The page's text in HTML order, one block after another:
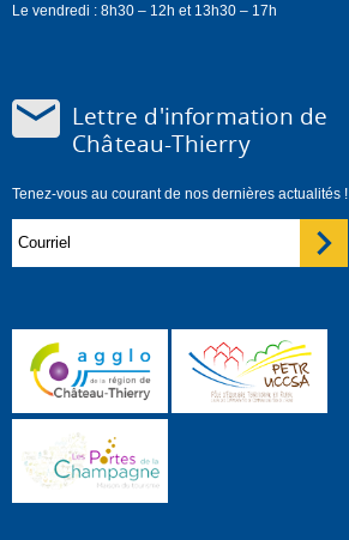
Le vendredi : 8h30 – 12h et 13h30 – 17h
Lettre d'information de
Château-Thierry
Tenez-vous au courant de nos dernières actualités !